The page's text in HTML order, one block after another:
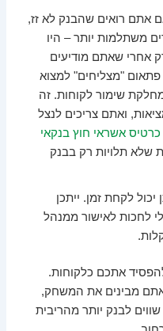
אתם רואים שהבנק לא זז,
משתלמות יותר – היו
אחרי שאתם מודיעים
"מצליחים" למצוא
שימור לקוחות. זה
ואתם צריכים לנצל
כרטיס אשראי חוץ בנקאי
שלא תלויות רק בבנק
לקחת זמן. ייתכן
לחכות לאישור ממנהל
אתכם כלקוחות.
מבינים את המשחק,
לבנק יותר מהריבית